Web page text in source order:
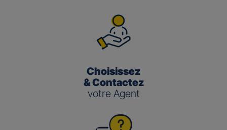
Choisissez
& Contactez
votre Agent